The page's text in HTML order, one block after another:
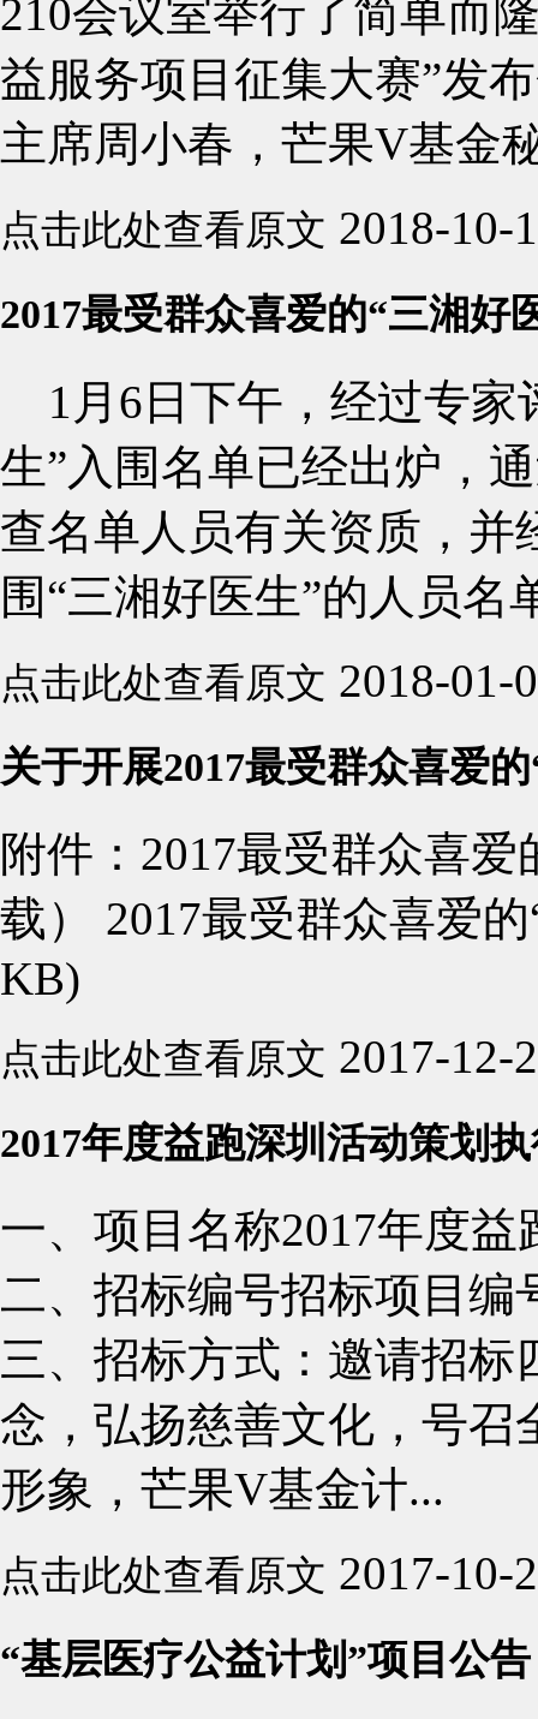
210会议室举行了简单而
益服务项目征集大赛”发
主席周小春，芒果V基金
点击此处查看原文 2018-10-
2017最受群众喜爱的“三湘好
1月6日下午，经过专家
生”入围名单已经出炉，
查名单人员有关资质，并
围“三湘好医生”的人员
点击此处查看原文 2018-01-
关于开展2017最受群众喜爱
附件：2017最受群众喜
载） 2017最受群众喜爱
KB)
点击此处查看原文 2017-12-
2017年度益跑深圳活动策划
一、项目名称2017年度
二、招标编号招标项目编
三、招标方式：邀请招
念，弘扬慈善文化，号召
形象，芒果V基金计...
点击此处查看原文 2017-10-
“基层医疗公益计划”项目公